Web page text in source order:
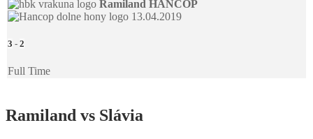
Ramiland HANCOP
13.04.2019
3 - 2
Full Time
Ramiland vs Slávia